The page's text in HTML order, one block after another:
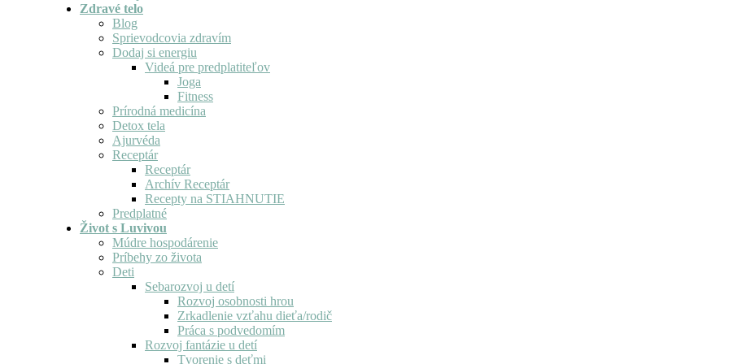
Zdravé telo
Blog
Sprievodcovia zdravím
Dodaj si energiu
Videá pre predplatiteľov
Joga
Fitness
Prírodná medicína
Detox tela
Ajurvéda
Receptár
Receptár
Archív Receptár
Recepty na STIAHNUTIE
Predplatné
Život s Luvivou
Múdre hospodárenie
Príbehy zo života
Deti
Sebarozvoj u detí
Rozvoj osobnosti hrou
Zrkadlenie vzťahu dieťa/rodič
Práca s podvedomím
Rozvoj fantázie u detí
Tvorenie s deťmi